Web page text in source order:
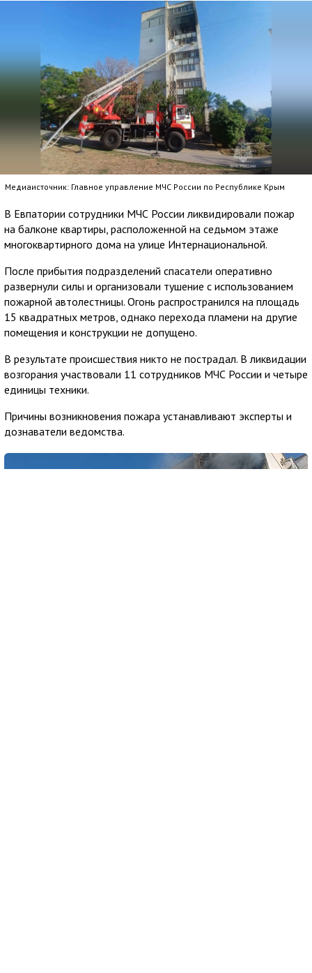
Медиаисточник: Главное управление МЧС России по Республике Крым
В Евпатории сотрудники МЧС России ликвидировали пожар
на балконе квартиры, расположенной на седьмом этаже
многоквартирного дома на улице Интернациональной.
После прибытия подразделений спасатели оперативно
развернули силы и организовали тушение с использованием
пожарной автолестницы. Огонь распространился на площадь
15 квадратных метров, однако перехода пламени на другие
помещения и конструкции не допущено.
В результате происшествия никто не пострадал. В ликвидации
возгорания участвовали 11 сотрудников МЧС России и четыре
единицы техники.
Причины возникновения пожара устанавливают эксперты и
дознаватели ведомства.